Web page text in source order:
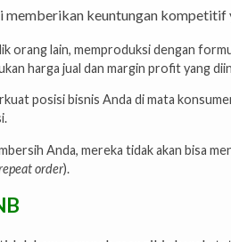
keuntungan kompetitif
orang lain, memproduksi dengan
harga jual dan margin profit yang
posisi bisnis Anda di mata
Anda, mereka tidak akan bisa
order).